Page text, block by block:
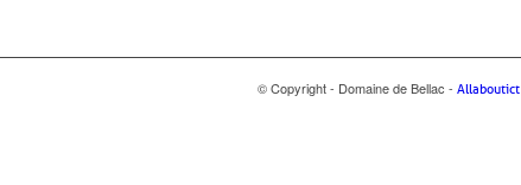
© Copyright - Domaine de Bellac - Allaboutict